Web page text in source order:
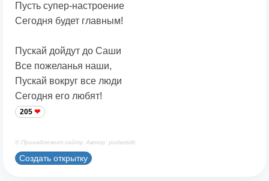
Пусть супер-настроение
Сегодня будет главным!
Пускай дойдут до Саши
Все пожеланья наши,
Пускай вокруг все люди
Сегодня его любят!
205
© Принадлежит сайту. Автор: podaristih
Создать открытку